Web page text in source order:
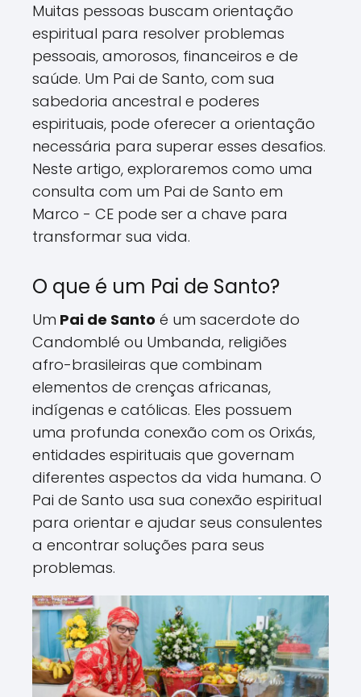
Muitas pessoas buscam orientação
espiritual para resolver problemas
pessoais, amorosos, financeiros e de
saúde. Um Pai de Santo, com sua
sabedoria ancestral e poderes
espirituais, pode oferecer a orientação
necessária para superar esses desafios.
Neste artigo, exploraremos como uma
consulta com um Pai de Santo em
Marco - CE pode ser a chave para
transformar sua vida.
O que é um Pai de Santo?
Um Pai de Santo é um sacerdote do
Candomblé ou Umbanda, religiões
afro-brasileiras que combinam
elementos de crenças africanas,
indígenas e católicas. Eles possuem
uma profunda conexão com os Orixás,
entidades espirituais que governam
diferentes aspectos da vida humana. O
Pai de Santo usa sua conexão espiritual
para orientar e ajudar seus consulentes
a encontrar soluções para seus
problemas.